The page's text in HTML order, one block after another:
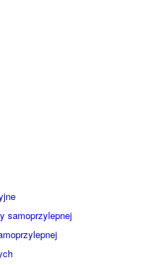
samoprzylepnej